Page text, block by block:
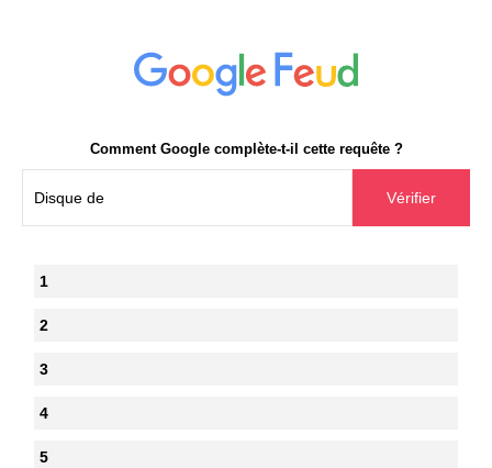
Comment Google complète-t-il cette requête ?
1
2
3
4
5